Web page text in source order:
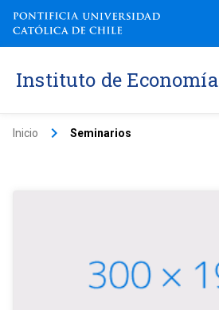
Instituto de Economía
Inicio keyboard_arrow_right Seminarios